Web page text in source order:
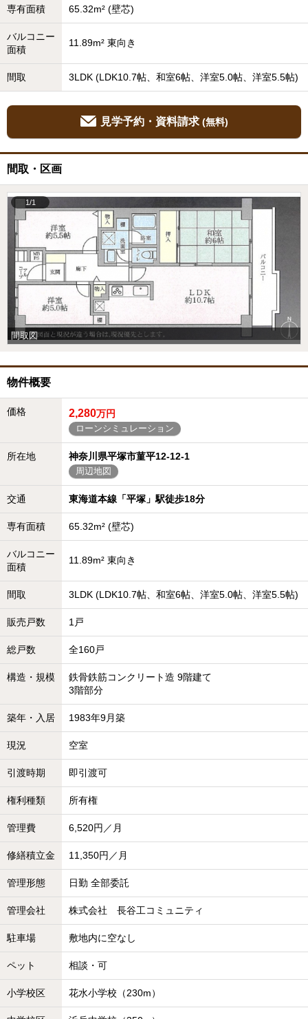
専有面積 65.32m² (壁芯)
バルコニー
面積
11.89m² 東向き
間取 3LDK (LDK10.7帖、和室6帖、洋室5.0帖、洋室5.5帖)
見学予約・資料請求 (無料)
間取・区画
間取図
1/1
物件概要
価格 2,280万円
ローンシミュレーション
所在地 神奈川県平塚市菫平12-12-1
周辺地図
交通 東海道本線「平塚」駅徒歩18分
専有面積 65.32m² (壁芯)
バルコニー
面積
11.89m² 東向き
間取 3LDK (LDK10.7帖、和室6帖、洋室5.0帖、洋室5.5帖)
販売戸数 1戸
総戸数 全160戸
構造・規模
鉄骨鉄筋コンクリート造 9階建て
3階部分
築年・入居 1983年9月築
現況 空室
引渡時期 即引渡可
権利種類 所有権
管理費 6,520円／月
修繕積立金 11,350円／月
管理形態 日勤 全部委託
管理会社 株式会社 長谷工コミュニティ
駐車場 敷地内に空なし
ペット 相談・可
小学校区 花水小学校（230m）